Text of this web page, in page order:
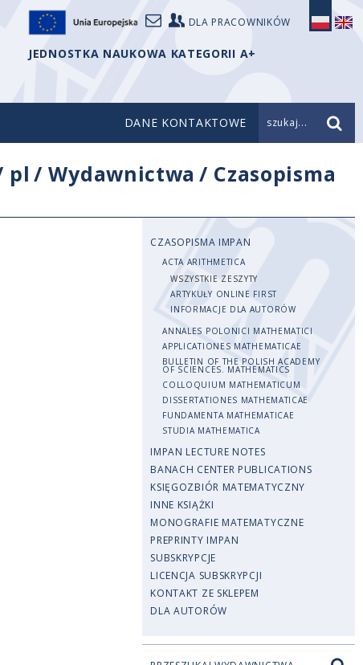
DLA PRACOWNIKÓW
JEDNOSTKA NAUKOWA KATEGORII A+
DANE KONTAKTOWE szukaj...
pl /Wydawnictwa / Czasopisma
CZASOPISMA IMPAN
ACTA ARITHMETICA
WSZYSTKIE ZESZYTY
ARTYKUŁY ONLINE FIRST
INFORMACJE DLA AUTORÓW
ANNALES POLONICI MATHEMATICI
APPLICATIONES MATHEMATICAE
BULLETIN OF THE POLISH ACADEMY
OF SCIENCES. MATHEMATICS
COLLOQUIUM MATHEMATICUM
DISSERTATIONES MATHEMATICAE
FUNDAMENTA MATHEMATICAE
STUDIA MATHEMATICA
IMPAN LECTURE NOTES
BANACH CENTER PUBLICATIONS
KSIĘGOZBIÓR MATEMATYCZNY
INNE KSIĄŻKI
MONOGRAFIE MATEMATYCZNE
PREPRINTY IMPAN
SUBSKRYPCJE
LICENCJA SUBSKRYPCJI
KONTAKT ZE SKLEPEM
DLA AUTORÓW